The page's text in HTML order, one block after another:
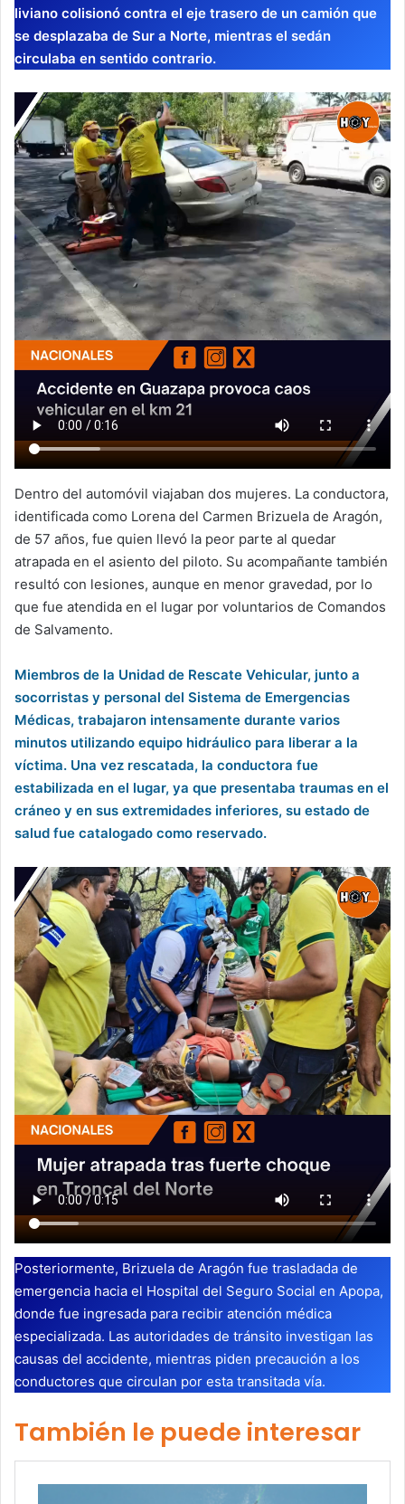
liviano colisionó contra el eje trasero de un camión que
se desplazaba de Sur a Norte, mientras el sedán
circulaba en sentido contrario.
Dentro del automóvil viajaban dos mujeres. La conductora,
identificada como Lorena del Carmen Brizuela de Aragón,
de 57 años, fue quien llevó la peor parte al quedar
atrapada en el asiento del piloto. Su acompañante también
resultó con lesiones, aunque en menor gravedad, por lo
que fue atendida en el lugar por voluntarios de Comandos
de Salvamento.
Miembros de la Unidad de Rescate Vehicular, junto a
socorristas y personal del Sistema de Emergencias
Médicas, trabajaron intensamente durante varios
minutos utilizando equipo hidráulico para liberar a la
víctima. Una vez rescatada, la conductora fue
estabilizada en el lugar, ya que presentaba traumas en el
cráneo y en sus extremidades inferiores, su estado de
salud fue catalogado como reservado.
Posteriormente, Brizuela de Aragón fue trasladada de
emergencia hacia el Hospital del Seguro Social en Apopa,
donde fue ingresada para recibir atención médica
especializada. Las autoridades de tránsito investigan las
causas del accidente, mientras piden precaución a los
conductores que circulan por esta transitada vía.
También le puede interesar